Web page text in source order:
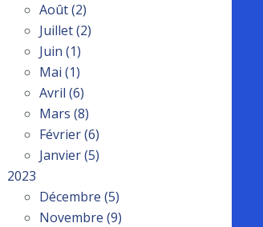
Août(2)
Juillet(2)
Juin (1)
Mai (1)
Avril (6)
Mars (8)
Février(6)
Janvier(5)
2023
Décembre (5)
Novembre (9)